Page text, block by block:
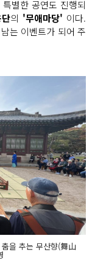
별한 공연도 진행되
의 '무애마당' 이다.
는 이벤트가 되어 주
을 추는 무산향(舞山